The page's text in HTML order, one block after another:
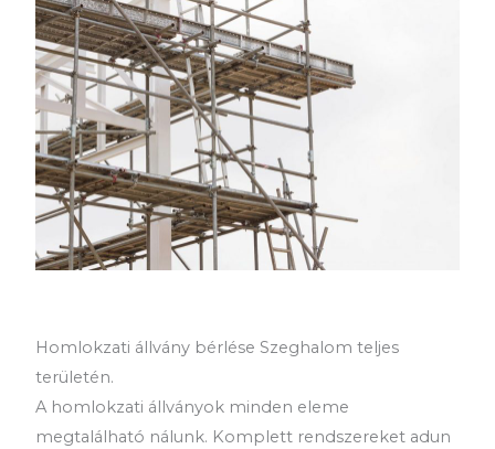
Homlokzati állvány bérlése Szeghalom teljes
területén.
A homlokzati állványok minden eleme
megtalálható nálunk. Komplett rendszereket adun